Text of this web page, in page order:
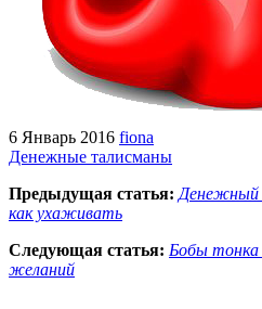
6 Январь 2016 fiona
Денежные талисманы
Предыдущая статья: Денежный
как ухаживать
Следующая статья: Бобы тонка
желаний